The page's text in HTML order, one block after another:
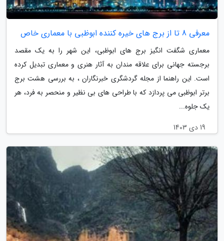
معرفی 8 تا از برج های خیره کننده ابوظبی با معماری خاص
معماری شگفت انگیز برج های ابوظبی، این شهر را به یک مقصد
برجسته جهانی برای علاقه مندان به آثار هنری و معماری تبدیل کرده
است. این راهنما از مجله گردشگری خبرنگاران ، به بررسی هشت برج
برتر ابوظبی می پردازد که با طراحی های بی نظیر و منحصر به فرد، هر
یک جلوه...
19 دی 1403